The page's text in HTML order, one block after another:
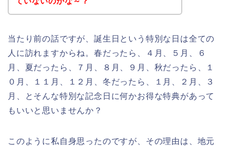
当たり前の話ですが、誕生日という特別な日は全ての
人に訪れますからね。春だったら、４月、５月、６
月、夏だったら、７月、８月、９月、秋だったら、１
０月、１１月、１２月、冬だったら、１月、２月、３
月、とそんな特別な記念日に何かお得な特典があって
もいいと思いませんか？
このように私自身思ったのですが、その理由は、地元